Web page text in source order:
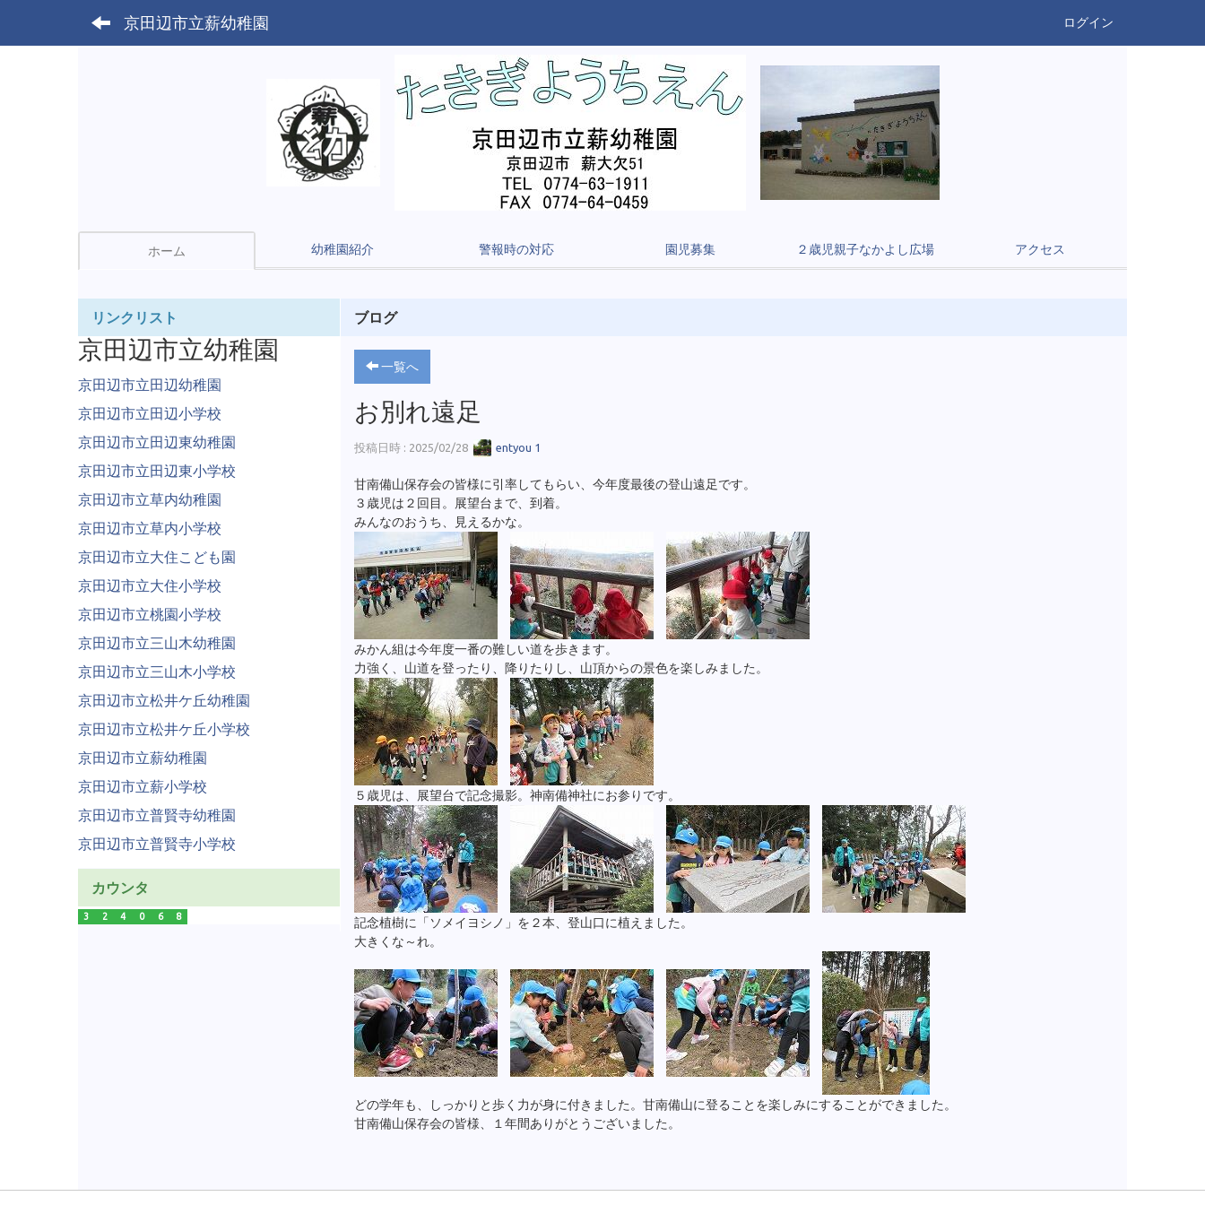
京田辺市立薪幼稚園 ログイン
ホーム 幼稚園紹介 警報時の対応 園児募集 ２歳児親子なかよし広場 アクセス
ブログ
一覧へ
お別れ遠足
投稿日時 : 2025/02/28 entyou 1
甘南備山保存会の皆様に引率してもらい、今年度最後の登山遠足です。
３歳児は２回目。展望台まで、到着。
みんなのおうち、見えるかな。
みかん組は今年度一番の難しい道を歩きます。
力強く、山道を登ったり、降りたりし、山頂からの景色を楽しみました。
５歳児は、展望台で記念撮影。神南備神社にお参りです。
記念植樹に「ソメイヨシノ」を２本、登山口に植えました。
大きくな～れ。
どの学年も、しっかりと歩く力が身に付きました。甘南備山に登ることを楽しみにすることができました。
甘南備山保存会の皆様、１年間ありがとうございました。
リンクリスト
京田辺市立幼稚園
京田辺市立田辺幼稚園
京田辺市立田辺小学校
京田辺市立田辺東幼稚園
京田辺市立田辺東小学校
京田辺市立草内幼稚園
京田辺市立草内小学校
京田辺市立大住こども園
京田辺市立大住小学校
京田辺市立桃園小学校
京田辺市立三山木幼稚園
京田辺市立三山木小学校
京田辺市立松井ケ丘幼稚園
京田辺市立松井ケ丘小学校
京田辺市立薪幼稚園
京田辺市立薪小学校
京田辺市立普賢寺幼稚園
京田辺市立普賢寺小学校
カウンタ
3 2 4 0 6 8